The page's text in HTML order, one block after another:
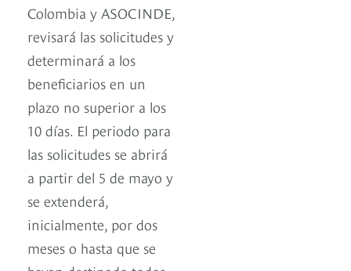
Colombia y ASOCINDE,
revisará las solicitudes y
determinará a los
beneficiarios en un
plazo no superior a los
10 días. El periodo para
las solicitudes se abrirá
a partir del 5 de mayo y
se extenderá,
inicialmente, por dos
meses o hasta que se